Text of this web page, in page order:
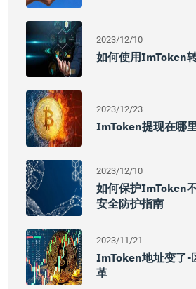
2023/12/10
如何使用imToken
2023/12/23
ImToken提现在哪
2023/12/10
如何保护imToken
安全防护指南
2023/11/21
ImToken地址变了-
革